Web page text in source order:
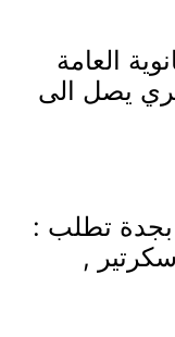
العامة
يصل الى
بجدة تطلب :
,